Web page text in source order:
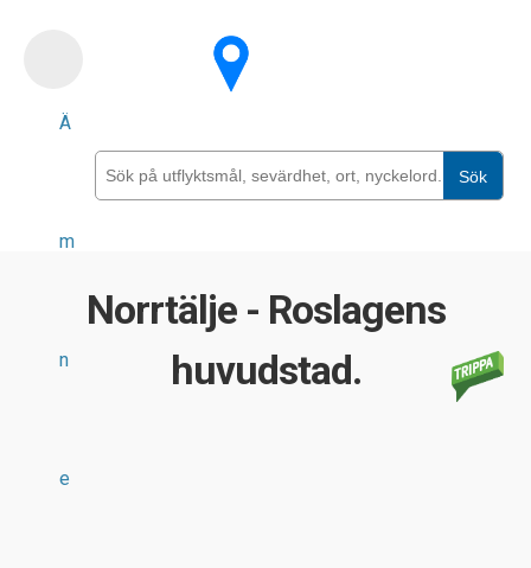
Ä
m
n
e
Sök
Norrtälje - Roslagens
huvudstad.